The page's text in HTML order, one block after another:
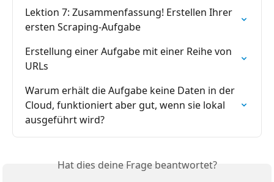
Lektion 7: Zusammenfassung! Erstellen Ihrer
ersten Scraping-Aufgabe
Erstellung einer Aufgabe mit einer Reihe von
URLs
Warum erhält die Aufgabe keine Daten in der
Cloud, funktioniert aber gut, wenn sie lokal
ausgeführt wird?
Hat dies deine Frage beantwortet?